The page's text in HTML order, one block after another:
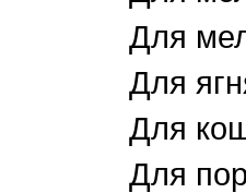
Для
Для
Для
Для